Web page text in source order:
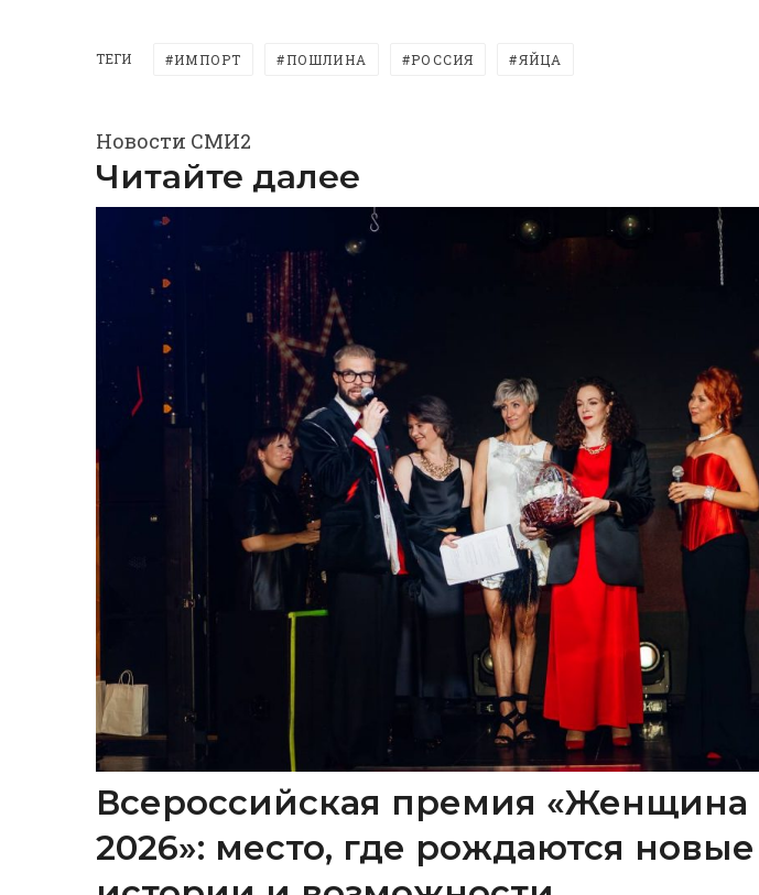
ТЕГИ ИМПОРТ ПОШЛИНА РОССИЯ ЯЙЦА
Новости СМИ2
Читайте далее
Всероссийская премия «Женщина
2026»: место, где рождаются